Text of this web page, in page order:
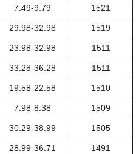
7.49-9.79 1521
29.98-32.98 1519
23.98-32.98 1511
33.28-36.28 1511
19.58-22.58 1510
7.98-8.38 1509
30.29-38.99 1505
28.99-36.71 1491